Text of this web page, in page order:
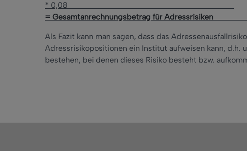
* 0,08
= Gesamtanrechnungsbetrag für Adressrisiken
Als Fazit kann man sagen, dass das
Adressrisikopositionen ein Institut aufweisen kann, d.h.
bestehen, bei denen dieses Risiko besteht bzw.